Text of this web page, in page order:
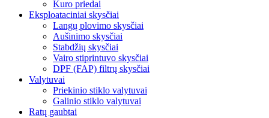
Kuro priedai
Eksploataciniai skysčiai
Langų plovimo skysčiai
Aušinimo skysčiai
Stabdžių skysčiai
Vairo stiprintuvo skysčiai
DPF (FAP) filtrų skysčiai
Valytuvai
Priekinio stiklo valytuvai
Galinio stiklo valytuvai
Ratų gaubtai